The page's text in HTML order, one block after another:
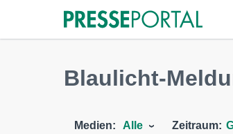
Blaulicht-
Medien: Alle Zeitraum: